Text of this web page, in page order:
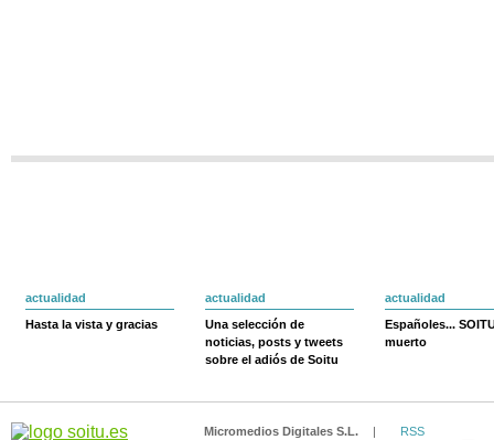
actualidad
Hasta la vista y gracias
actualidad
Una selección de
noticias, posts y tweets
sobre el adiós de Soitu
actualidad
Españoles...
muerto
Micromedios Digitales S.L. |
RSS